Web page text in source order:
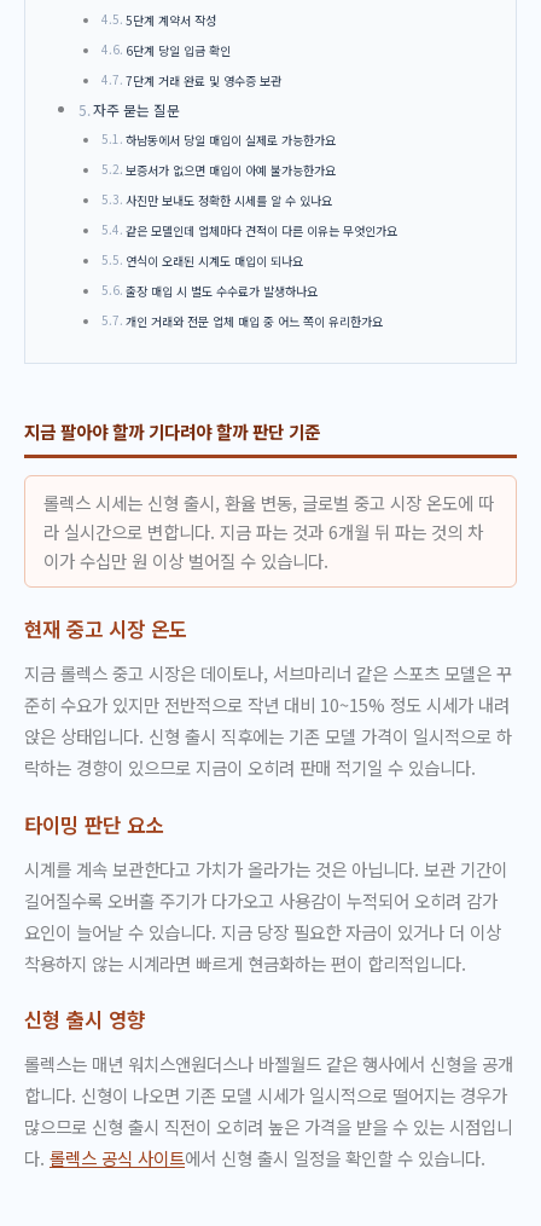
5단계 계약서 작성
6단계 당일 입금 확인
7단계 거래 완료 및 영수증 보관
자주 묻는 질문
하남동에서 당일 매입이 실제로 가능한가요
보증서가 없으면 매입이 아예 불가능한가요
사진만 보내도 정확한 시세를 알 수 있나요
같은 모델인데 업체마다 견적이 다른 이유는 무엇인가요
연식이 오래된 시계도 매입이 되나요
출장 매입 시 별도 수수료가 발생하나요
개인 거래와 전문 업체 매입 중 어느 쪽이 유리한가요
지금 팔아야 할까 기다려야 할까 판단 기준
롤렉스 시세는 신형 출시, 환율 변동, 글로벌 중고 시장 온도에 따
라 실시간으로 변합니다. 지금 파는 것과 6개월 뒤 파는 것의 차
이가 수십만 원 이상 벌어질 수 있습니다.
현재 중고 시장 온도
지금 롤렉스 중고 시장은 데이토나, 서브마리너 같은 스포츠 모델은 꾸
준히 수요가 있지만 전반적으로 작년 대비 10~15% 정도 시세가 내려
앉은 상태입니다. 신형 출시 직후에는 기존 모델 가격이 일시적으로 하
락하는 경향이 있으므로 지금이 오히려 판매 적기일 수 있습니다.
타이밍 판단 요소
시계를 계속 보관한다고 가치가 올라가는 것은 아닙니다. 보관 기간이
길어질수록 오버홀 주기가 다가오고 사용감이 누적되어 오히려 감가
요인이 늘어날 수 있습니다. 지금 당장 필요한 자금이 있거나 더 이상
착용하지 않는 시계라면 빠르게 현금화하는 편이 합리적입니다.
신형 출시 영향
롤렉스는 매년 워치스앤원더스나 바젤월드 같은 행사에서 신형을 공개
합니다. 신형이 나오면 기존 모델 시세가 일시적으로 떨어지는 경우가
많으므로 신형 출시 직전이 오히려 높은 가격을 받을 수 있는 시점입니
다. 롤렉스 공식 사이트에서 신형 출시 일정을 확인할 수 있습니다.